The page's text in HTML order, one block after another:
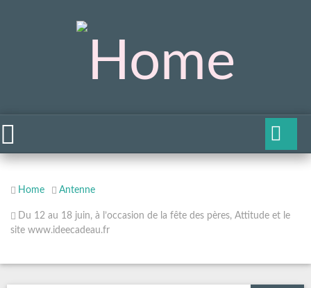
Home Antenne
Du 12 au 18 juin, à l’occasion de la fête des pères, Attitude et le
site www.ideecadeau.fr